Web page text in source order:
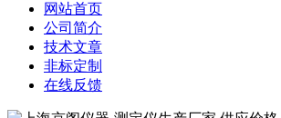
网站首页
公司简介
技术文章
非标定制
在线反馈